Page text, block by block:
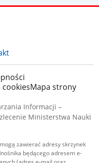
Mapa strony
Informacji –
Ministerstwa Nauki
zawierać adresy skrzynek
będącego adresem e-